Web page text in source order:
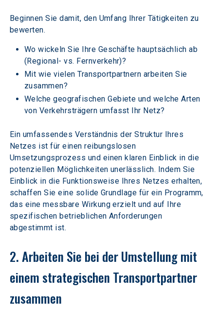
Beginnen Sie damit, den Umfang Ihrer Tätigkeiten zu
bewerten.
Wo wickeln Sie Ihre Geschäfte hauptsächlich ab
(Regional- vs. Fernverkehr)?
Mit wie vielen Transportpartnern arbeiten Sie
zusammen?
Welche geografischen Gebiete und welche Arten
von Verkehrsträgern umfasst Ihr Netz?
Ein umfassendes Verständnis der Struktur Ihres
Netzes ist für einen reibungslosen
Umsetzungsprozess und einen klaren Einblick in die
potenziellen Möglichkeiten unerlässlich. Indem Sie
Einblick in die Funktionsweise Ihres Netzes erhalten,
schaffen Sie eine solide Grundlage für ein Programm,
das eine messbare Wirkung erzielt und auf Ihre
spezifischen betrieblichen Anforderungen
abgestimmt ist.
2. Arbeiten Sie bei der Umstellung mit
einem strategischen Transportpartner
zusammen